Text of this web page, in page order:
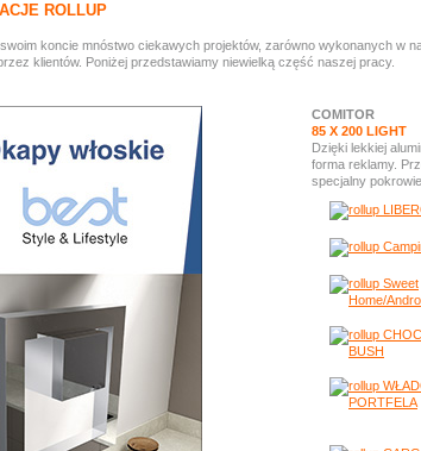
ROLLUP
koncie mnóstwo ciekawych projektów, zarówno wykonanych w
klientów. Poniżej przedstawiamy niewielką część naszej pracy.
COMITOR
85 X 200 LIGHT
Dzięki lekkiej
forma reklamy.
specjalny